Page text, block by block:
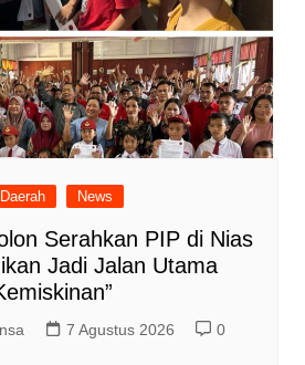
News
Serahkan PIP di Nias
Jadi Jalan Utama
7 Agustus 2026 0